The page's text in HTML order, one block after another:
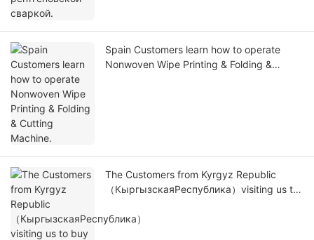
Spain Customers learn how to operate
Nonwoven Wipe Printing & Folding &
The Customers from Kyrgyz Republic
（КыргызскаяРеспублика）visiting us to
and Disposable Towel Machine.